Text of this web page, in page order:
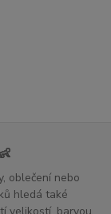
oblečení nebo
hledá také